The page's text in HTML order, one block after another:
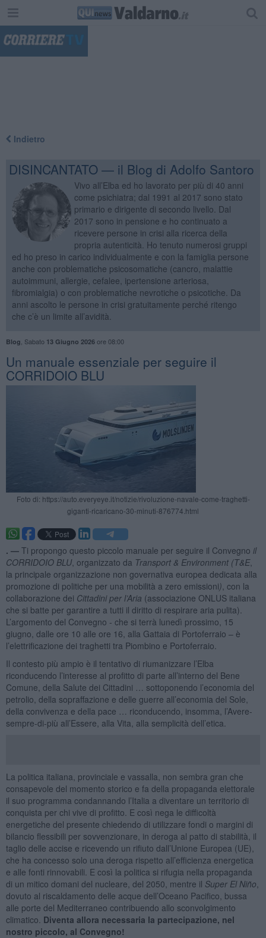
Indietro
DISINCANTATO — il Blog di Adolfo Santoro
Vivo all’Elba ed ho lavorato per più di 40 anni
come psichiatra; dal 1991 al 2017 sono stato
primario e dirigente di secondo livello. Dal
2017 sono in pensione e ho continuato a
ricevere persone in crisi alla ricerca della
propria autenticità. Ho tenuto numerosi gruppi
ed ho preso in carico individualmente e con la famiglia persone
anche con problematiche psicosomatiche (cancro, malattie
autoimmuni, allergie, cefalee, ipertensione arteriosa,
fibromialgia) o con problematiche nevrotiche o psicotiche. Da
anni ascolto le persone in crisi gratuitamente perché ritengo
che c’è un limite all’avidità.
Blog Sabato 13 Giugno 2026ore 08:00
Un manuale essenziale per seguire il
CORRIDOIO BLU
Foto di: https://auto.everyeye.it/notizie/rivoluzione-navale-come-traghetti-
giganti-ricaricano-30-minuti-876774.html
. — Ti propongo questo piccolo manuale per seguire il Convegno il
CORRIDOIO BLU, organizzato da Transport & Environment (T&E,
la principale organizzazione non governativa europea dedicata alla
promozione di politiche per una mobilità a zero emissioni) , con la
collaborazione dei Cittadini per l’Aria (associazione ONLUS italiana
che si batte per garantire a tutti il diritto di respirare aria pulita).
L’argomento del Convegno - che si terrà lunedì prossimo, 15
giugno, dalle ore 10 alle ore 16, alla Gattaia di Portoferraio – è
l’elettrificazione dei traghetti tra Piombino e Portoferraio.
Il contesto più ampio è il tentativo di riumanizzare l’Elba
riconducendo l’interesse al profitto di parte all’interno del Bene
Comune, della Salute dei Cittadini … sottoponendo l’economia del
petrolio, della sopraffazione e delle guerre all’economia del Sole,
della convivenza e della pace … riconducendo, insomma, l’Avere-
sempre-di-più all’Essere, alla Vita, alla semplicità dell’etica.
La politica italiana, provinciale e vassalla, non sembra gran che
consapevole del momento storico e fa della propaganda elettorale
il suo programma condannando l’Italia a diventare un territorio di
conquista per chi vive di profitto. E così nega le difficoltà
energetiche del presente chiedendo di utilizzare fondi o margini di
bilancio flessibili per sovvenzionare, in deroga al patto di stabilità, il
taglio delle accise e ricevendo un rifiuto dall’Unione Europea (UE),
che ha concesso solo una deroga rispetto all’efficienza energetica
e alle fonti rinnovabili. E così la politica si rifugia nella propaganda
di un mitico domani del nucleare, del 2050, mentre il Super El Niño
dovuto al riscaldamento delle acque dell’Oceano Pacifico, bussa
alle porte del Mediterraneo contribuendo allo sconvolgimento
climatico. Diventa allora necessaria la partecipazione, nel
nostro piccolo, al Convegno!